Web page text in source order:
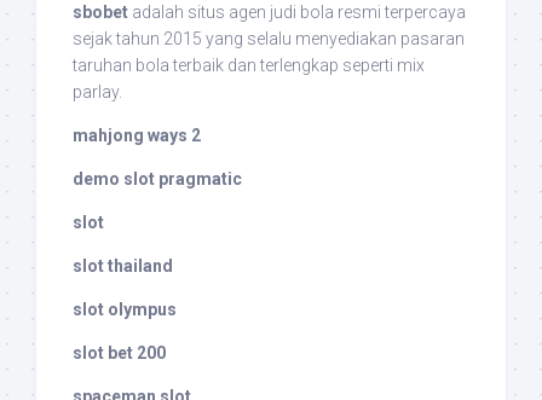
sbobet adalah situs agen judi bola resmi terpercaya
sejak tahun 2015 yang selalu menyediakan pasaran
taruhan bola terbaik dan terlengkap seperti mix
parlay.
mahjong ways 2
demo slot pragmatic
slot
slot thailand
slot olympus
slot bet 200
spaceman slot